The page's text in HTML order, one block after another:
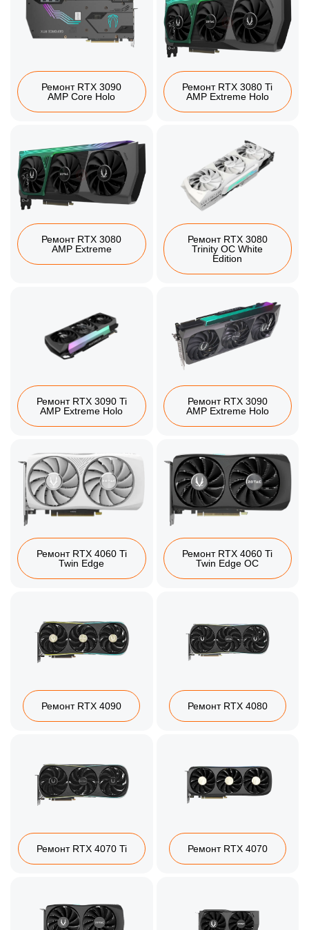
Ремонт RTX 3090
AMP Core Holo
Ремонт RTX 3080 Ti
AMP Extreme Holo
Ремонт RTX 3080
AMP Extreme
Ремонт RTX 3080
Trinity OC White
Edition
Ремонт RTX 3090 Ti
AMP Extreme Holo
Ремонт RTX 3090
AMP Extreme Holo
Ремонт RTX 4060 Ti
Twin Edge
Ремонт RTX 4060 Ti
Twin Edge OC
Ремонт RTX 4090 Ремонт RTX 4080
Ремонт RTX 4070 Ti Ремонт RTX 4070